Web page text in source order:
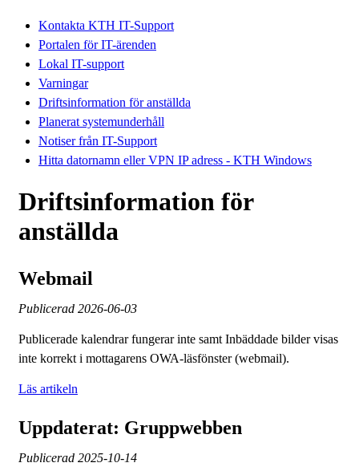
Kontakta KTH IT-Support
Portalen för IT-ärenden
Lokal IT-support
Varningar
Driftsinformation för anställda
Planerat systemunderhåll
Notiser från IT-Support
Hitta datornamn eller VPN IP adress - KTH Windows
Driftsinformation för
anställda
Webmail
Publicerad 2026-06-03
Publicerade kalendrar fungerar inte samt Inbäddade bilder visas
inte korrekt i mottagarens OWA-läsfönster (webmail).
Läs artikeln
Uppdaterat: Gruppwebben
Publicerad 2025-10-14